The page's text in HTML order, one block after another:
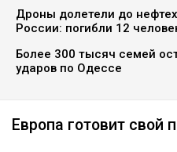
Дроны долетели до
России: погибли 12
Более 300 тысяч семей
ударов по Одессе
Европа готовит свой